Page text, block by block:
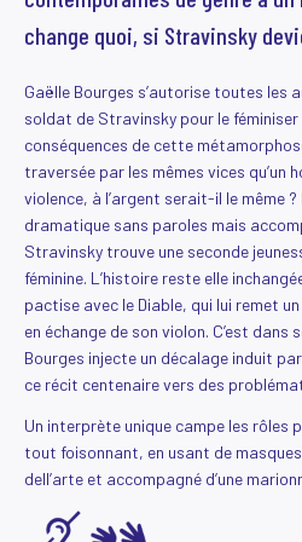
change quoi, si Stravinsky
Gaëlle Bourges s’autorise toutes les
soldat de Stravinsky pour le
conséquences de cette
traversée par les mêmes vices qu’un
violence, à l’argent serait-il le même
dramatique sans paroles mais
Stravinsky trouve une seconde
féminine. L’histoire reste elle
pactise avec le Diable, qui lui remet
en échange de son violon. C’est dans
Bourges injecte un décalage induit
ce récit centenaire vers des
Un interprète unique campe les rôles
tout foisonnant, en usant de
dell’arte et accompagné d’une